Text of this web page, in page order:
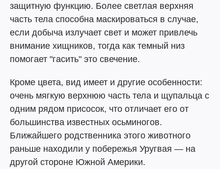
защитную функцию. Более светлая верхняя
часть тела способна маскироваться в случае,
если добыча излучает свет и может привлечь
внимание хищников, тогда как темный низ
помогает "гасить" это свечение.
Кроме цвета, вид имеет и другие особенности:
очень мягкую верхнюю часть тела и щупальца с
одним рядом присосок, что отличает его от
большинства известных осьминогов.
Ближайшего родственника этого животного
раньше находили у побережья Уругвая — на
другой стороне Южной Америки.